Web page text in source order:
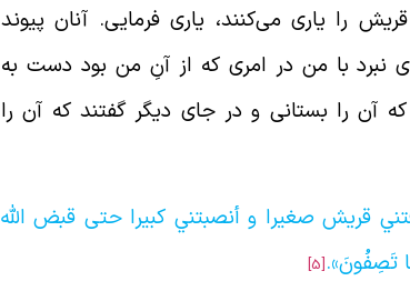
را یاری می‌کنند، یاری فرمایی. آنان پیوند
نبرد با من در امری که از آنِ من بود دست به
را بستانی و در جای دیگر گفتند که آن را
قريش صغيرا و أنصبتني كبيرا حتى قبض الله
تَصِفُونَ».[5]